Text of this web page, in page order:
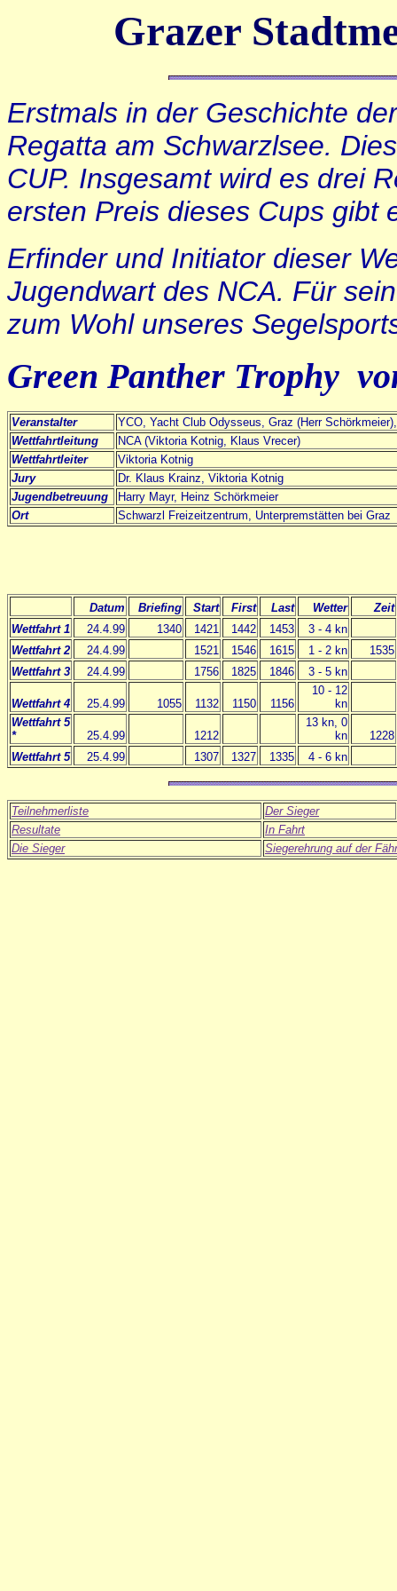
Grazer
Erstmals in der Geschichte
Regatta am Schwarzlsee.
CUP. Insgesamt wird es drei
ersten Preis dieses Cups gibt
Erfinder und Initiator dieser
Jugendwart des NCA. Für
zum Wohl unseres
Green Panther Trophy
Veranstalter
YCO, Yacht Club Odysseus, Graz (Herr
Wettfahrtleitung
NCA (Viktoria Kotnig, Klaus Vrecer)
Wettfahrtleiter
Viktoria Kotnig
Jury
Dr. Klaus Krainz, Viktoria Kotnig
Jugendbetreuung
Harry Mayr, Heinz Schörkmeier
Ort
Schwarzl Freizeitzentrum, Unterpremstätten bei Graz
Datum Briefing Start First Last Wetter
Zeit
Wettfahrt 1
24.4.99 1340 1421 1442 1453
3 - 4 kn
Wettfahrt 2
24.4.99 1521 1546 1615 1 - 2 kn
1535
Wettfahrt 3
24.4.99 1756 1825 1846 3 - 5 kn
Wettfahrt 4 25.4.99 1055 1132 1150 1156
10 - 12
kn
Wettfahrt 5
*
25.4.99 1212
13 kn, 0
kn
1228
Wettfahrt 5
25.4.99 1307 1327 1335 4 - 6 kn
Teilnehmerliste
Der Sieger
Resultate
In Fahrt
Die Sieger
Siegerehrung auf der